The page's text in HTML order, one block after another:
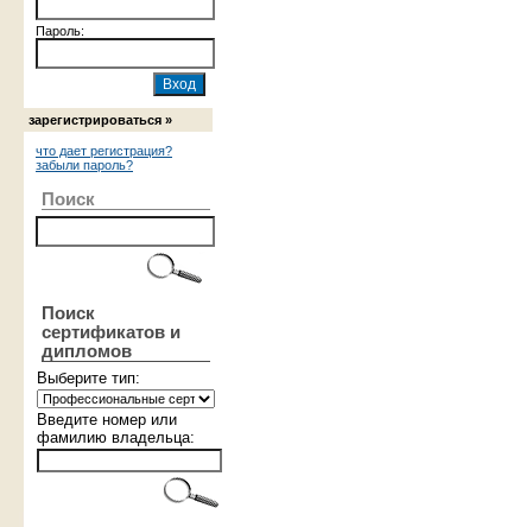
Пароль:
зарегистрироваться »
что дает регистрация?
забыли пароль?
Поиск
Поиск
сертификатов и
дипломов
Выберите тип:
Введите номер или
фамилию владельца: